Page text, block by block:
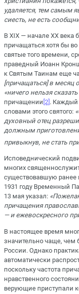
удаляется, тем самым
сиесть, не есть
В XIX — начале XX века
причащаться хотя бы
святые того времени,
праведный Иоанн
к Святым Таинам еще
[причащаться] в месяц
«ничего нельзя
причащении [2] . Каждый
словами этого святого:
духовный отец
должным
привыкнув, не стать
Исповеднический
многих
существовавшую ранее
1931 году Временный
13 мая указал:
причащения
— и ежевоскресного
В настоящее время
значительно чаще, чем
России. Однако
автоматически
поскольку частота
нравственного
верующие приступали